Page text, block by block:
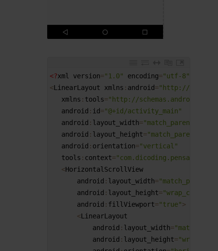
<?xml version="1.0" encoding="utf-8"
<LinearLayout xmlns : android="http://
xmlns : tools="http://
android : id="@+id/activity_main"
android : layout_width="match_parent"
android : layout_height="match_parent"
android : orientation="vertical"
tools : context=
<HorizontalScrollView
android : layout_width="match_parent"
android : layout_height="wrap_content"
android : fillViewport="true">
<LinearLayout
android : layout_width=
android : layout_height=